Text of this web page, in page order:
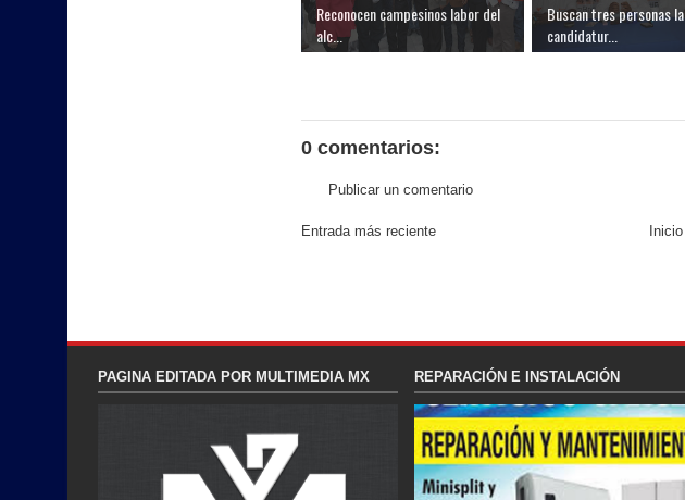
Reconocen campesinos labor del
alc...
Buscan tres personas la
candidatur...
0 comentarios:
Publicar un comentario
Entrada más reciente Inicio
PAGINA EDITADA POR MULTIMEDIA MX REPARACIÓN E INSTALACIÓN